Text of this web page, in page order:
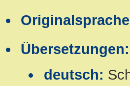
Übersetzungen:
deutsch: